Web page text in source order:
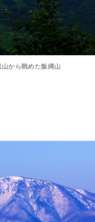
から眺めた飯縄山